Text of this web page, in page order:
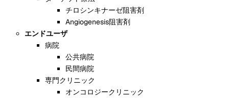
チロシンキナーゼ阻害剤
Angiogenesis阻害剤
エンドユーザ
病院
公共病院
民間病院
専門クリニック
オンコロジークリニック